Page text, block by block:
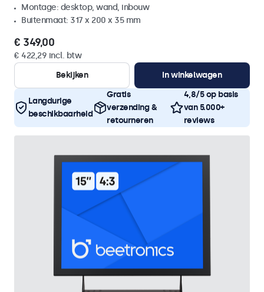
Montage: desktop, wand, inbouw
Buitenmaat: 317 x 200 x 35 mm
€ 349,00
€ 422,29 incl. btw
Bekijken
In winkelwagen
Langdurige
beschikbaarheid
Gratis
verzending &
retourneren
4,8/5 op basis
van 5.000+
reviews